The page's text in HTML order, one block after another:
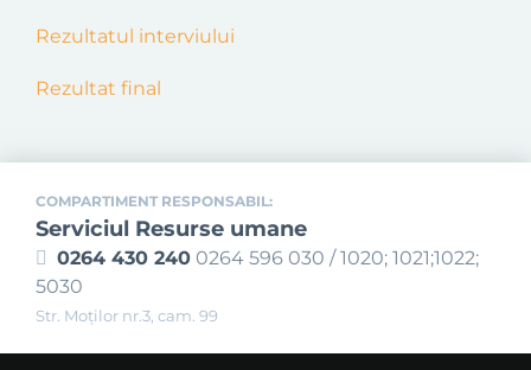
Rezultatul interviului
Rezultat final
COMPARTIMENT RESPONSABIL:
Serviciul Resurse umane
0264 430 240 0264 596 030 / 1020; 1021;1022;
5030
Str. Moţilor nr.3, cam. 99